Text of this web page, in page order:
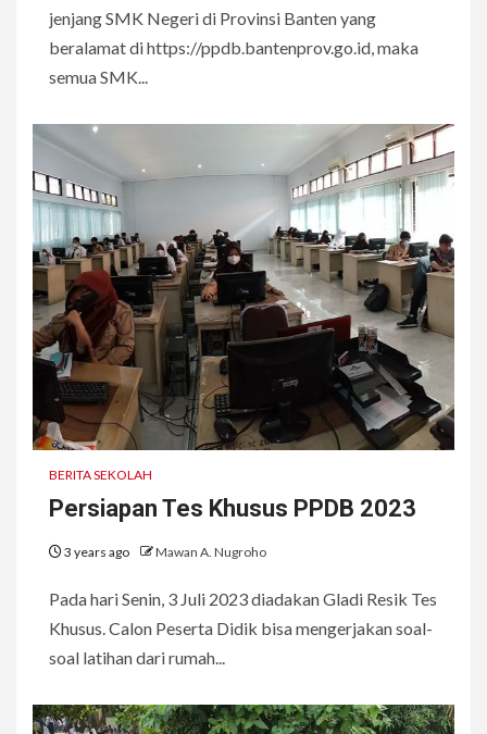
jenjang SMK Negeri di Provinsi Banten yang
beralamat di https://ppdb.bantenprov.go.id, maka
semua SMK...
BERITA SEKOLAH
Persiapan Tes Khusus PPDB 2023
3 years ago Mawan A. Nugroho
Pada hari Senin, 3 Juli 2023 diadakan Gladi Resik Tes
Khusus. Calon Peserta Didik bisa mengerjakan soal-
soal latihan dari rumah...